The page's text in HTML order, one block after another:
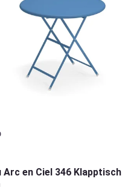
Arc en Ciel 346 Klapptisch